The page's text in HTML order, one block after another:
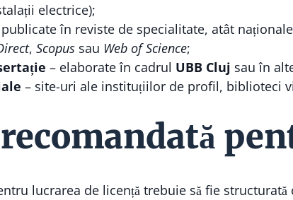
electrice);
în reviste de specialitate, atât
, Scopus sau Web of Science;
– elaborate în cadrul UBB Cluj sau în
– site-uri ale instituțiilor de profil, biblioteci
lucrarea de licență trebuie să fie